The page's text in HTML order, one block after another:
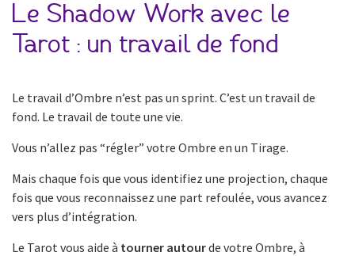
Le Shadow Work avec le
Tarot : un travail de fond
Le travail d’Ombre n’est pas un sprint. C’est un travail de
fond. Le travail de toute une vie.
Vous n’allez pas “régler” votre Ombre en un Tirage.
Mais chaque fois que vous identifiez une projection, chaque
fois que vous reconnaissez une part refoulée, vous avancez
vers plus d’intégration.
Le Tarot vous aide à tourner autourde votre Ombre, à